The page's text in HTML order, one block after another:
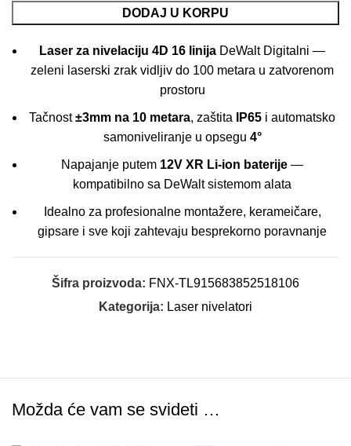
DODAJ U KORPU
Laser za nivelaciju 4D 16 linija DeWalt Digitalni —
zeleni laserski zrak vidljiv do 100 metara u zatvorenom
prostoru
Tačnost±3mm na 10 metara, zaštita IP65 i automatsko
samoniveliranje u opsegu 4°
Napajanje putem 12V XR Li-ion baterije —
kompatibilno sa DeWalt sistemom alata
Idealno za profesionalne montažere, kerameičare,
gipsare i sve koji zahtevaju besprekorno poravnanje
Šifra proizvoda: FNX-TL915683852518106
Kategorija: Laser nivelatori
Možda će vam se svideti …